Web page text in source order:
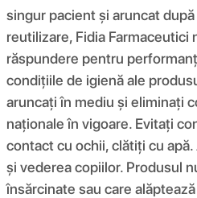
singur pacient și aruncat
reutilizare, Fidia Farmaceutici
răspundere pentru
condițiile de igienă ale
aruncați în mediu și eliminați
naționale în vigoare. Evitați
contact cu ochii, clătiți cu
și vederea copiilor. Produsul
însărcinate sau care